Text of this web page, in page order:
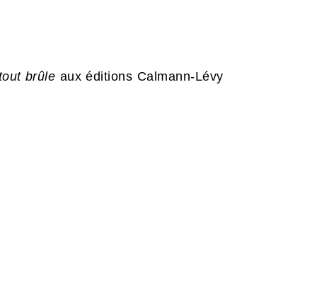
brûle aux éditions Calmann-Lévy